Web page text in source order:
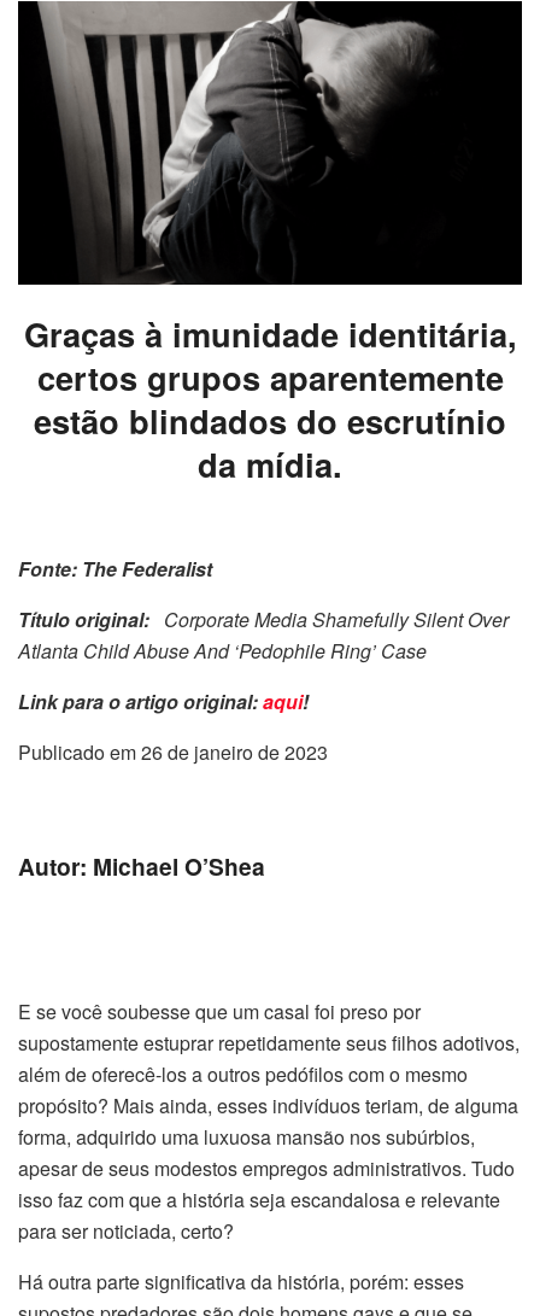
Graças à imunidade identitária,
certos grupos aparentemente
estão blindados do escrutínio
da mídia.
Fonte: The Federalist
Título original: Corporate Media Shamefully Silent Over
Atlanta Child Abuse And ‘Pedophile Ring’ Case
Link para o artigo original:aqui!
Publicado em 26 de janeiro de 2023
Autor: Michael O’Shea
E se você soubesse que um casal foi preso por
supostamente estuprar repetidamente seus filhos adotivos,
além de oferecê-los a outros pedófilos com o mesmo
propósito? Mais ainda, esses indivíduos teriam, de alguma
forma, adquirido uma luxuosa mansão nos subúrbios,
apesar de seus modestos empregos administrativos. Tudo
isso faz com que a história seja escandalosa e relevante
para ser noticiada, certo?
Há outra parte significativa da história, porém: esses